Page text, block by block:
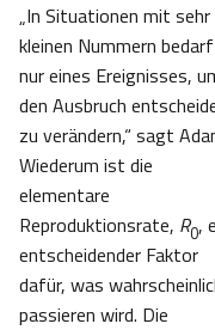
„In Situationen mit sehr
kleinen Nummern
nur eines Ereignisses,
den Ausbruch
zu verändern,“ sagt
Wiederum ist die
elementare
Reproduktionsrate, R0,
entscheidender Faktor
dafür, was
passieren wird. Die